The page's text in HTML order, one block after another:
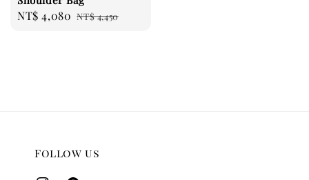
Sale
NT$ 4,080 Regular
NT$ 4,450
Follow us